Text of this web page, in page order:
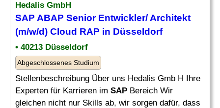
Hedalis GmbH
SAP ABAP Senior Entwickler/ Architekt
(m/w/d) Cloud RAP in Düsseldorf
• 40213 Düsseldorf
Abgeschlossenes Studium
Stellenbeschreibung Über uns Hedalis Gmb H Ihre
Experten für Karrieren im SAP Bereich Wir
gleichen nicht nur Skills ab, wir sorgen dafür, dass